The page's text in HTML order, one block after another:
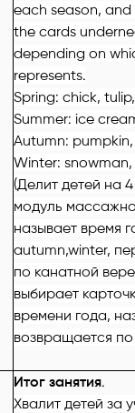
each season,
the cards
depending on
represents.
Spring: chick,
Summer: ice
Autumn:
Winter:
(Делит детей на
модуль
называет время
autumn,winter,
по канатной
выбирает
времени года,
возвращается по
Итог занятия.
Хвалит детей за